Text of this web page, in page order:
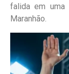
falida em uma
Maranhão.